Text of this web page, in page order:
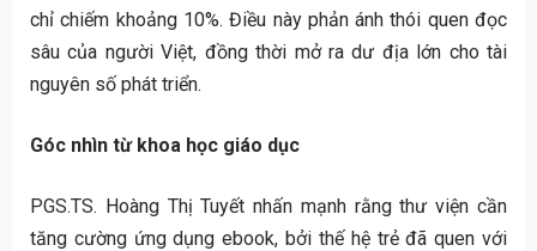
chỉ chiếm khoảng 10%. Điều này phản ánh thói quen đọc
sâu của người Việt, đồng thời mở ra dư địa lớn cho tài
nguyên số phát triển.
Góc nhìn từ khoa học giáo dục
PGS.TS. Hoàng Thị Tuyết nhấn mạnh rằng thư viện cần
tăng cường ứng dụng ebook, bởi thế hệ trẻ đã quen với